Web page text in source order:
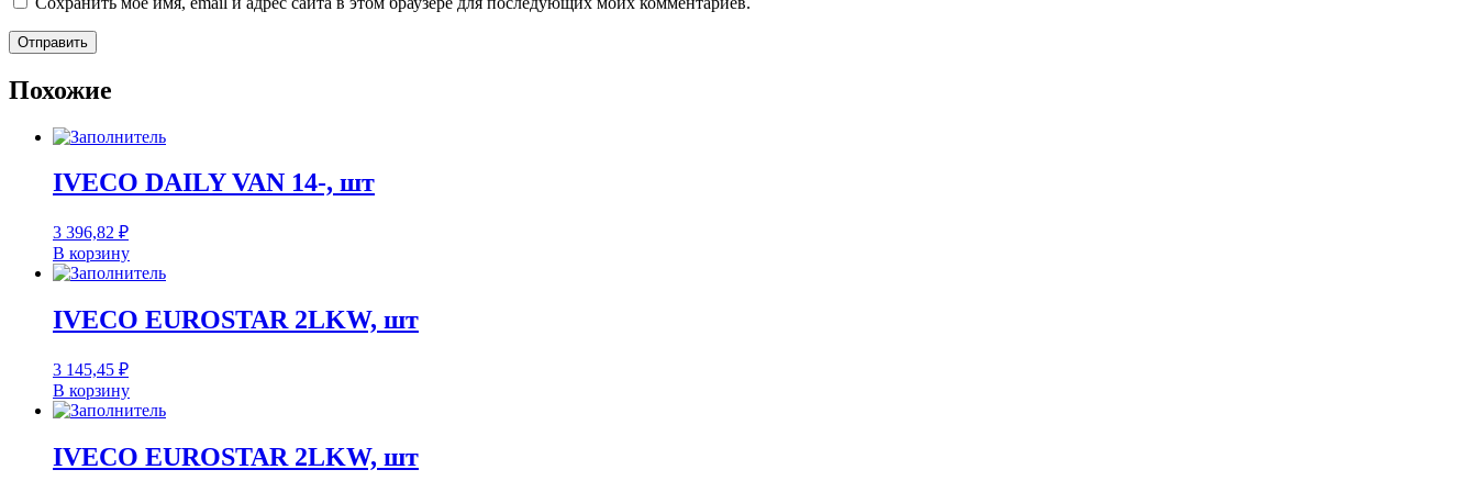
Похожие
IVECO DAILY VAN 14-, шт
3 396,82 ₽
В корзину
IVECO EUROSTAR 2LKW, шт
3 145,45 ₽
В корзину
IVECO EUROSTAR 2LKW, шт